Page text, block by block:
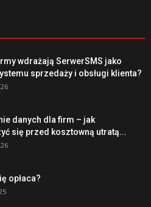
wdrażają SerwerSMS jako
sprzedaży i obsługi klienta?
danych dla firm – jak
się przed kosztowną utratą...
opłaca?